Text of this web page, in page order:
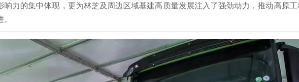
响力的集中体现，更为林芝及周边区域基建高质量发展注入了强劲动力，推动高原工